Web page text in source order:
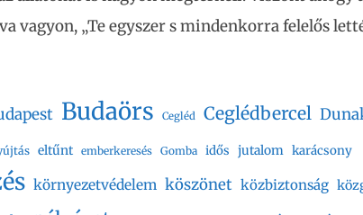
vagyon, „Te egyszer s mindenkorra felelős
Budaörs Cegléd Ceglédbercel
eltűnt emberkeresés Gomba idős jutalom karácsony
környezetvédelem köszönet közbiztonság